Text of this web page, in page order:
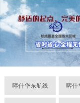
喀什华东航线 喀什